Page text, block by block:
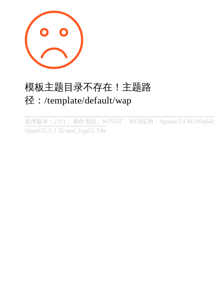
模板主题目录不存在！主题路
径：/template/default/wap
程序版本：2.0.1， 操作系统：WINNT， WEB应用：Apache/2.4.48 (Win64)
OpenSSL/1.1.1k mod_fcgid/2.3.9a